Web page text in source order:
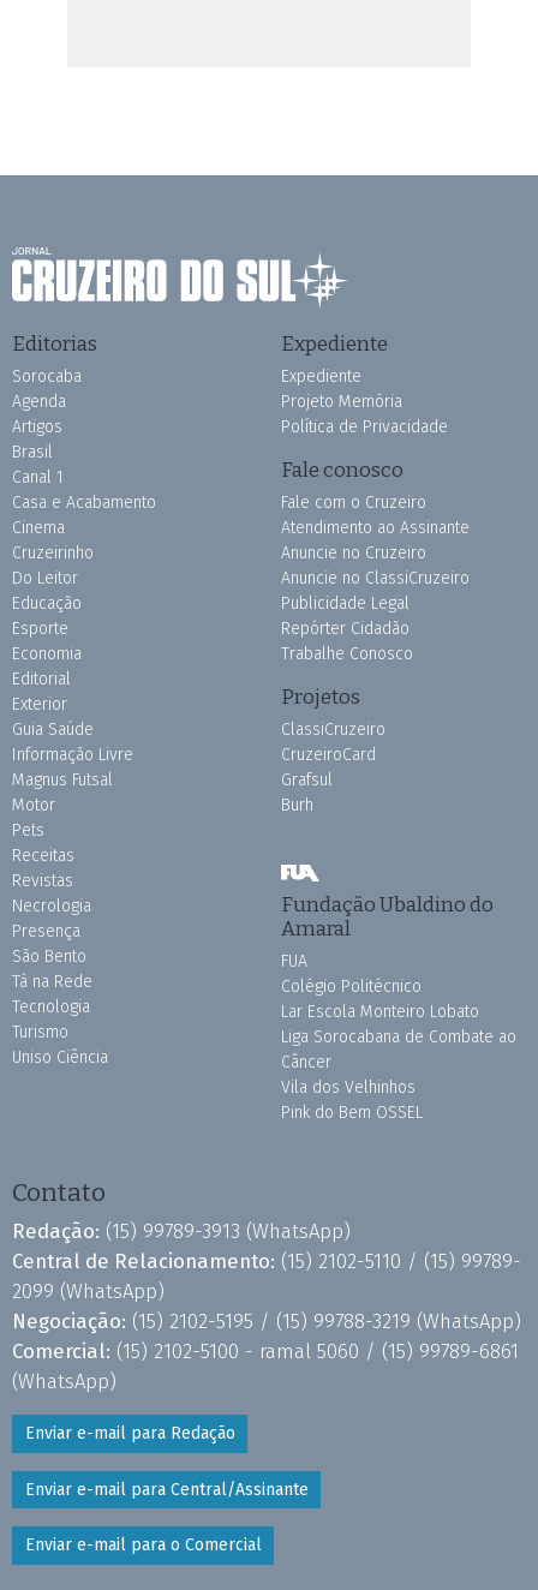
Editorias
Sorocaba
Agenda
Artigos
Brasil
Canal 1
Casa e Acabamento
Cinema
Cruzeirinho
Do Leitor
Educação
Esporte
Economia
Editorial
Exterior
Guia Saúde
Informação Livre
Magnus Futsal
Motor
Pets
Receitas
Revistas
Necrologia
Presença
São Bento
Tá na Rede
Tecnologia
Turismo
Uniso Ciência
Expediente
Expediente
Projeto Memória
Política de Privacidade
Fale conosco
Fale com o Cruzeiro
Atendimento ao Assinante
Anuncie no Cruzeiro
Anuncie no ClassiCruzeiro
Publicidade Legal
Repórter Cidadão
Trabalhe Conosco
Projetos
ClassiCruzeiro
CruzeiroCard
Grafsul
Burh
Fundação Ubaldino do
Amaral
FUA
Colégio Politécnico
Lar Escola Monteiro Lobato
Liga Sorocabana de Combate ao
Câncer
Vila dos Velhinhos
Pink do Bem OSSEL
Contato
Redação: (15) 99789-3913 (WhatsApp)
Central de Relacionamento: (15) 2102-5110 / (15) 99789-
2099 (WhatsApp)
Negociação: (15) 2102-5195 / (15) 99788-3219 (WhatsApp)
Comercial: (15) 2102-5100 - ramal 5060 / (15) 99789-6861
(WhatsApp)
Enviar e-mail para Redação
Enviar e-mail para Central/Assinante
Enviar e-mail para o Comercial